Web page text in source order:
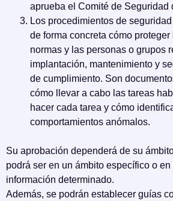
aprueba el Comité de Seguridad
Los procedimientos de
de forma concreta cómo
normas y las personas o grupos
implantación, mantenimiento y
de cumplimiento. Son
cómo llevar a cabo las tareas
hacer cada tarea y cómo
comportamientos anómalos.
Su aprobación dependerá de su
podrá ser en un ámbito específico o
información determinado.
Además, se podrán establecer guías